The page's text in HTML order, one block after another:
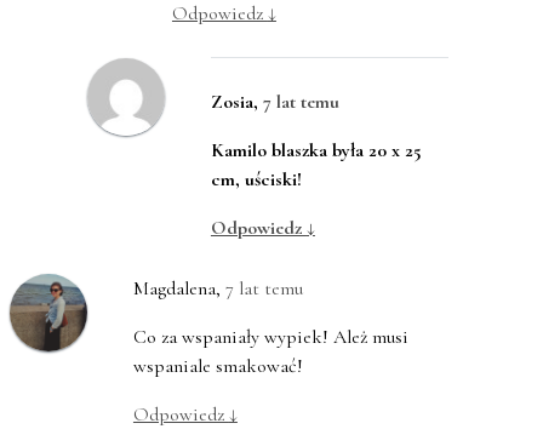
Odpowiedz ↓
Zosia, 7 lat temu
Kamilo blaszka była 20 x 25
cm, uściski!
Odpowiedz ↓
Magdalena, 7 lat temu
Co za wspaniały wypiek! Ależ musi
wspaniale smakować!
Odpowiedz ↓